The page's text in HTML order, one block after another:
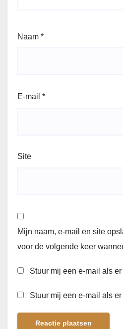
Naam *
E-mail *
Site
Mijn naam, e-mail en site
voor de volgende keer
Stuur mij een e-mail als
Stuur mij een e-mail als